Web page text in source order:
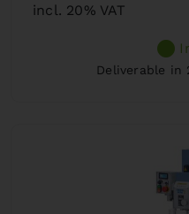
incl. 20% VAT
Deliverable in